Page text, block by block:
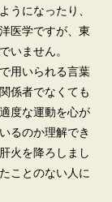
になったり、
医学ですが、東
いません。
用いられる言葉
係者でなくても
度な運動を心が
るのか理解でき
火を降ろしまし
ことのない人に